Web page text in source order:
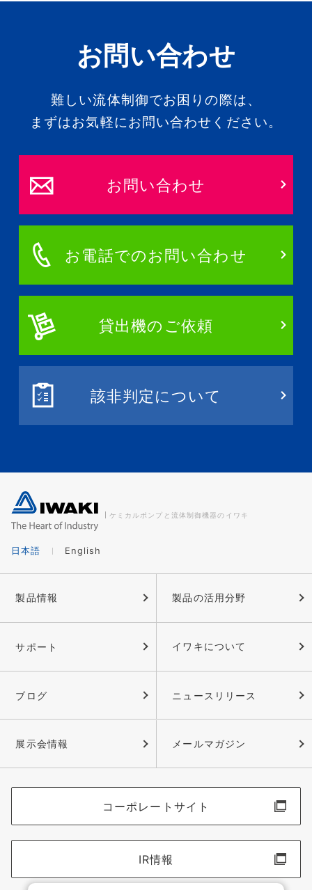
お問い合わせ
難しい流体制御でお困りの際は、
まずはお気軽にお問い合わせください。
お問い合わせ
お電話でのお問い合わせ
貸出機のご依頼
該非判定について
ケミカルポンプと流体制御機器のイワキ
日本語 English
製品情報 製品の活用分野
サポート イワキについて
ブログ ニュースリリース
展示会情報 メールマガジン
コーポレートサイト
IR情報